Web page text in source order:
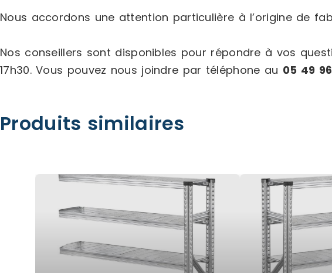
Nous accordons une attention particulière à l’origine de
Nos conseillers sont disponibles pour répondre à vos
17h30. Vous pouvez nous joindre par téléphone au 05 49
Produits similaires